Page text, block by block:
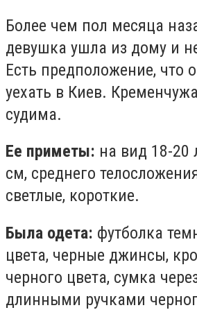
Более чем пол месяца
девушка ушла из дому и
Есть предположение, что
уехать в Киев.
судима.
Ее приметы: на вид 18-20
см, среднего
светлые, короткие.
Была одета: футболка
цвета, черные джинсы,
черного цвета, сумка
длинными ручками